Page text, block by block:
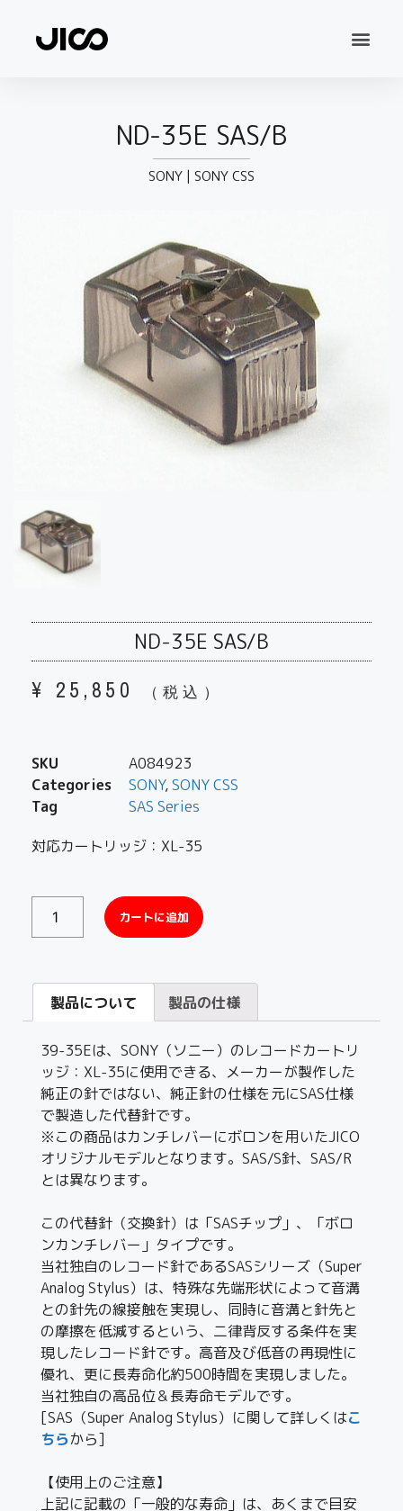
ND-35E SAS/B
SONY | SONY CSS
ND-35E SAS/B
¥ 25,850 （税込）
SKU
A084923
Categories
SONY,SONY CSS
Tag
SAS Series
対応カートリッジ：XL-35
カートに追加
製品について 製品の仕様
39-35Eは、SONY（ソニー）のレコードカートリ
ッジ：XL-35に使用できる、メーカーが製作した
純正の針ではない、純正針の仕様を元にSAS仕様
で製造した代替針です。
※この商品はカンチレバーにボロンを用いたJICO
オリジナルモデルとなります。SAS/S針、SAS/R
とは異なります。
この代替針（交換針）は「SASチップ」、「ボロ
ンカンチレバー」タイプです。
当社独自のレコード針であるSASシリーズ（Super
Analog Stylus）は、特殊な先端形状によって音溝
との針先の線接触を実現し、同時に音溝と針先と
の摩擦を低減するという、二律背反する条件を実
現したレコード針です。高音及び低音の再現性に
優れ、更に長寿命化約500時間を実現しました。
当社独自の高品位＆長寿命モデルです。
[SAS（Super Analog Stylus）に関して詳しくはこ
ちらから]
【使用上のご注意】
上記に記載の「一般的な寿命」は、あくまで目安